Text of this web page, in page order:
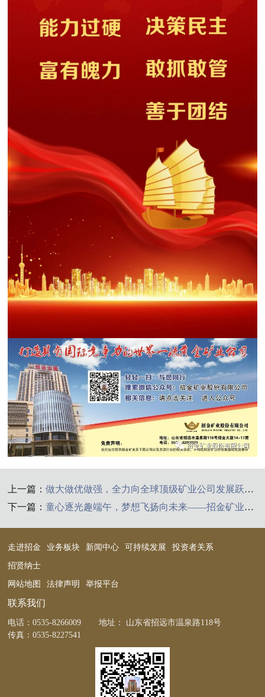
上一篇：做大做优做强，全力向全球顶级矿业公司发展跃迁—招金矿业“十五五”战略规划重磅落地
下一篇：童心逐光趣端午，梦想飞扬向未来——招金矿业庆“六一”关爱职工子女活动圆满举办
走进招金 业务板块 新闻中心 可持续发展 投资者关系
招贤纳士
网站地图 法律声明 举报平台
联系我们
电话：0535-8266009
传真：0535-8227541
地址： 山东省招远市温泉路118号